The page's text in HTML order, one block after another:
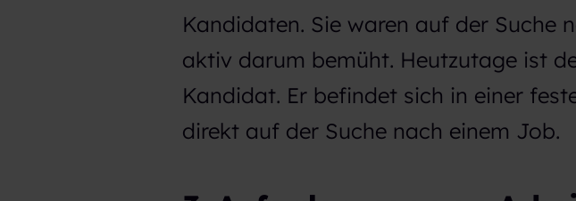
Kandidaten. Sie waren auf der Suche
aktiv darum bemüht. Heutzutage ist
Kandidat. Er befindet sich in einer
direkt auf der Suche nach einem Job.